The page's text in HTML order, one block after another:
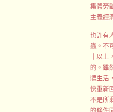
集體勞
主義經
也許有
蟲。不
十以上
的。雖
體生活
快重新
不是所
的條件